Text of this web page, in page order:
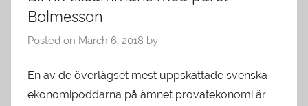
Bolmesson
Posted on March 6, 2018 by
En av de överlägset mest uppskattade svenska
ekonomipoddarna på ämnet provatekonomi är